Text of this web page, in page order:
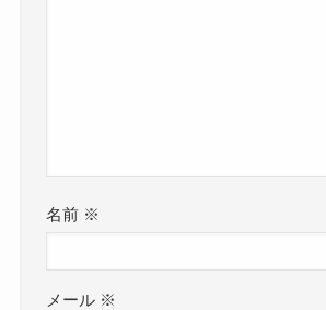
名前 ※
メール ※